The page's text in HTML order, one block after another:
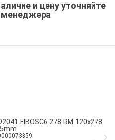
и цену уточняйте
менеджера
FIBOSC6 278 RM 120x278